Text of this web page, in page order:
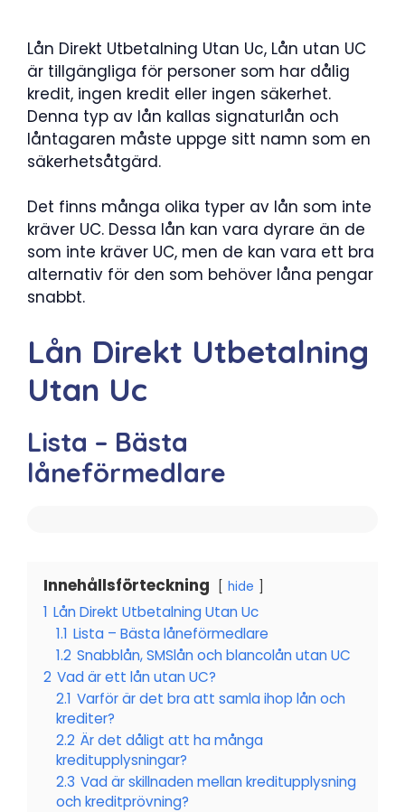
Lån Direkt Utbetalning Utan Uc, Lån utan UC
är tillgängliga för personer som har dålig
kredit, ingen kredit eller ingen säkerhet.
Denna typ av lån kallas signaturlån och
låntagaren måste uppge sitt namn som en
säkerhetsåtgärd.
Det finns många olika typer av lån som inte
kräver UC. Dessa lån kan vara dyrare än de
som inte kräver UC, men de kan vara ett bra
alternativ för den som behöver låna pengar
snabbt.
Lån Direkt Utbetalning
Utan Uc
Lista – Bästa
låneförmedlare
Innehållsförteckning hide
1 Lån Direkt Utbetalning Utan Uc
1.1 Lista – Bästa låneförmedlare
1.2 Snabblån, SMSlån och blancolån utan UC
2 Vad är ett lån utan UC?
2.1 Varför är det bra att samla ihop lån och
krediter?
2.2 Är det dåligt att ha många
kreditupplysningar?
2.3 Vad är skillnaden mellan kreditupplysning
och kreditprövning?